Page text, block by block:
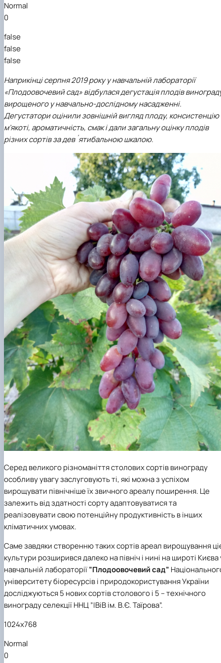
Публікаційна (наукова) активність
гуртківців
Стратегія розвитку студентського
гуртка
Інстаграм сторінка гуртка
Стара сторінка гуртка
Керівники гуртка
Normal
0
false
false
false
Наприкінці серпня 2019 року у навчальній лабораторії
«Плодоовочевий сад» відбулася дегустація плодів
вирощеного у навчально-дослідному насадженні.
Дегустатори оцінили зовнішній вигляд плоду, консистенцію
м’якоті, ароматичність, смак і дали загальну оцінку плодів
різних сортів за дев´ятибальною шкалою.
Серед великого різноманіття столових сортів винограду
особливу увагу заслуговують ті, які можна з успіхом
вирощувати північніше їх звичного ареалу поширення. Це
залежить від здатності сорту адаптовуватися та
реалізовувати свою потенційну продуктивність в інших
кліматичних умовах.
Саме завдяки створенню таких сортів ареал вирощування
культури розширився далеко на північ і нині на широті Києва
навчальній лабораторії”Плодоовочевий сад”
університету біоресурсів і природокористування України
досліджуються 5 нових сортів столового і 5 – технічного
винограду селекції ННЦ ”ІВіВ ім. В.Є. Таїрова”.
1024x768
Normal
0